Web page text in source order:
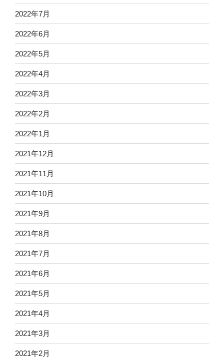
2022年7月
2022年6月
2022年5月
2022年4月
2022年3月
2022年2月
2022年1月
2021年12月
2021年11月
2021年10月
2021年9月
2021年8月
2021年7月
2021年6月
2021年5月
2021年4月
2021年3月
2021年2月